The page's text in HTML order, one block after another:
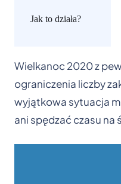
Jak to działa?
Wielkanoc 2020 z
ograniczenia liczby
wyjątkowa sytuacja
ani spędzać czasu na